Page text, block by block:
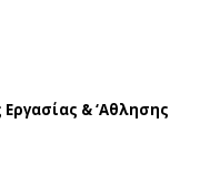
& ‘Aθλησης